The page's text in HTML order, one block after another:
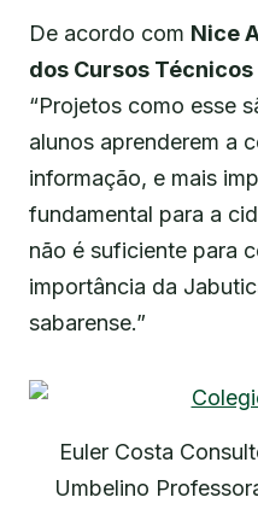
De acordo com Nice
dos Cursos
“Projetos como esse
alunos aprenderem a
informação, e mais
fundamental para a
não é suficiente para
importância da
sabarense.”
Euler Costa
Umbelino